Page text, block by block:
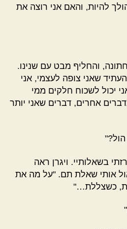
להיות, והאם אני רוצה את
והחליף מבט עם שנינו.
שאני צופה לעצמי, אני
יכול לשכוח חלקים ממי
אחרים, דברים שאני יותר
בשאלותיי. ויגרן ראה
אותי שאלת תם. "על מה את
כשצללת…"